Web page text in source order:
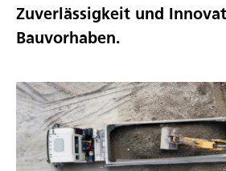
Zuverlässigkeit und
Bauvorhaben.